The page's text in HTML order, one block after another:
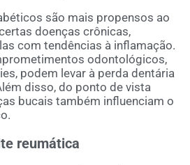
são mais propensos ao
doenças crônicas,
com tendências à inflamação.
odontológicos,
podem levar à perda dentária
disso, do ponto de vista
bucais também influenciam o
reumática